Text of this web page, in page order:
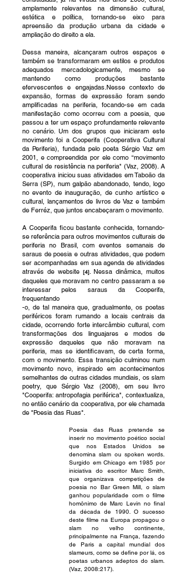
amplamente relevantes na dimensão cultural,
estética e política, tornando-se eixo para
apreensão da produção urbana da cidade e
ampliação do direito a ela.
Dessa maneira, alcançaram outros espaços e
também se transformaram em estilos e produtos
adequados mercadologicamente, mesmo se
mantendo como produções bastante
efervescentes e engajadas.Nesse contexto de
expansão, formas de expressão foram sendo
amplificadas na periferia, focando-se em cada
manifestação como ocorreu com a poesia, que
passou a ter um espaço profundamente relevante
no cenário. Um dos grupos que iniciaram este
movimento foi a Cooperifa (Cooperativa Cultural
da Periferia), fundada pelo poeta Sérgio Vaz em
2001, e compreendida por ele como “movimento
cultural de resistência na periferia" (Vaz, 2008). A
cooperativa iniciou suas atividades em Taboão da
Serra (SP), num galpão abandonado, tendo, logo
no evento de inauguração, de cunho artístico e
cultural, lançamentos de livros de Vaz e também
de Ferréz, que juntos encabeçaram o movimento.
A Cooperifa ficou bastante conhecida, tornando-
se referência para outros movimentos culturais de
periferia no Brasil, com eventos semanais de
saraus de poesia e outras atividades, que podem
ser acompanhadas em sua agenda de atividades
através de website [4]. Nessa dinâmica, muitos
daqueles que moravam no centro passaram a se
interessar pelos saraus da Cooperifa,
frequentando
-o, de tal maneira que, gradualmente, os poetas
periféricos foram rumando a locais centrais da
cidade, ocorrendo forte intercâmbio cultural, com
transformações dos linguajares e modos de
expressão daqueles que não moravam na
periferia, mas se identificavam, de certa forma,
com o movimento. Essa transição culminou num
movimento novo, inspirado em acontecimentos
semelhantes de outras cidades mundiais, os slam
poetry, que Sérgio Vaz (2008), em seu livro
"Cooperifa: antropofagia periférica", contextualiza,
no então cenário da cooperativa, por ele chamada
de "Poesia das Ruas".
Poesia das Ruas pretende se
inserir no movimento poético social
que nos Estados Unidos se
denomina slam ou spoken words.
Surgido em Chicago em 1985 por
iniciativa do escritor Marc Smith,
que organizava competições de
poesia no Bar Green Mill, o slam
ganhou popularidade com o filme
homônimo de Marc Levin no final
da década de 1990. O sucesso
deste filme na Europa propagou o
slam no velho continente,
principalmente na França, fazendo
de Paris a capital mundial dos
slameurs, como se define por lá, os
poetas urbanos adeptos do slam.
(Vaz, 2008:217).